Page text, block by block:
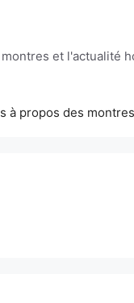
et l'actualité
à propos des montres